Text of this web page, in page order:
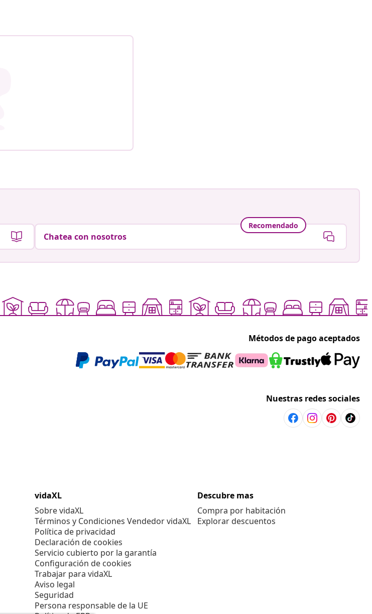
Recomendado
Chatea con nosotros
Métodos de pago aceptados
Nuestras redes sociales
vidaXL
Sobre vidaXL
Términos y Condiciones Vendedor vidaXL
Política de privacidad
Declaración de cookies
Servicio cubierto por la garantía
Configuración de cookies
Trabajar para vidaXL
Aviso legal
Seguridad
Persona responsable de la UE
Descubre mas
Compra por habitación
Explorar descuentos